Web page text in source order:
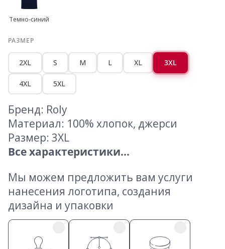
Темно-синий
РАЗМЕР
2XL S M L XL 3XL
4XL 5XL
Бренд: Roly
Материал: 100% хлопок, джерси
Размер: 3XL
Все характеристики...
Мы можем предложить вам услуги
нанесения логотипа, создания
дизайна и упаковки